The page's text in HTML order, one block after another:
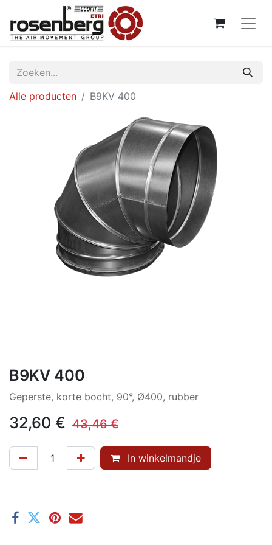
Alle producten B9KV 400
B9KV 400
Geperste, korte bocht, 90°, Ø400, rubber
32,60 € 43,46€
In winkelmandje